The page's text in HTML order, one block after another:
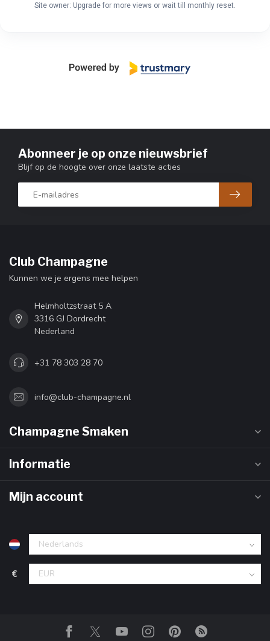
Site owner: Upgrade for more views or wait till monthly reset.
Abonneer je op onze nieuwsbrief
Blijf op de hoogte over onze laatste acties
Club Champagne
Kunnen we je ergens mee helpen
Helmholtzstraat 5 A
3316 GJ Dordrecht
Nederland
+31 78 303 28 70
info@club-champagne.nl
Champagne Smaken
Informatie
Mijn account
€